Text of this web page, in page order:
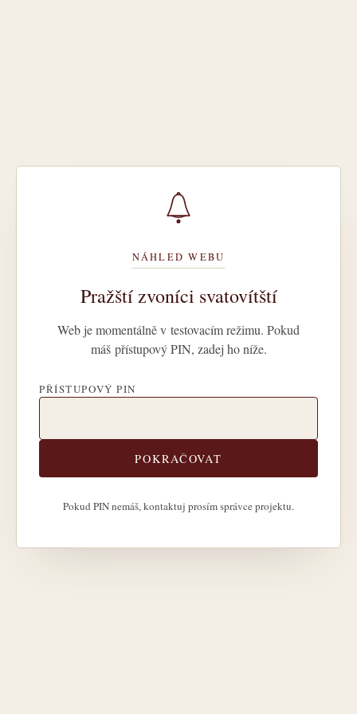
NÁHLED WEBU
Pražští zvoníci svatovítští
Web je momentálně v testovacím režimu. Pokud
máš přístupový PIN, zadej ho níže.
PŘÍSTUPOVÝ PIN
POKRAČOVAT
Pokud PIN nemáš, kontaktuj prosím správce projektu.